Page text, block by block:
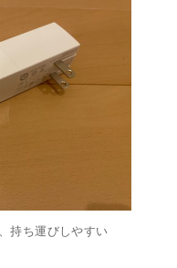
持ち運びしやすい